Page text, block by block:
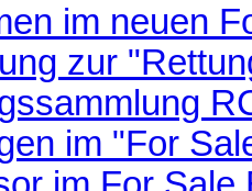
im neuen
zur
im "For